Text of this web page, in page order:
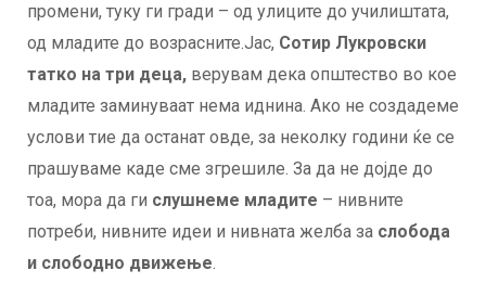
промени, туку ги гради – од улиците до училиштата,
од младите до возрасните.Јас, Сотир Лукровски
татко на три деца, верувам дека општество во кое
младите заминуваат нема иднина. Ако не создадеме
услови тие да останат овде, за неколку години ќе се
прашуваме каде сме згрешиле. За да не дојде до
тоа, мора да ги слушнеме младите – нивните
потреби, нивните идеи и нивната желба за слобода
и слободно движење.